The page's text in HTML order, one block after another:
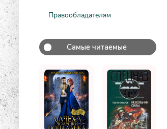
Правообладателям
Самые читаемые